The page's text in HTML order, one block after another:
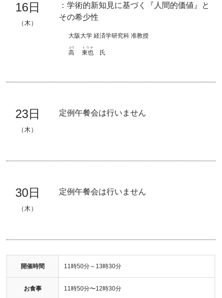
16日
（木）
：学術的新知見に基づく『人間的価値』と
その希少性
大阪大学 経済学研究科 准教授
高
コウ
東也
トウヤ
氏
23日
（木）
定例午餐会は行いません
30日
（木）
定例午餐会は行いません
開催時間 11時50分～13時30分
お食事 11時50分〜12時30分